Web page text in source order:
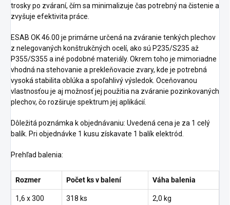
trosky po zváraní, čím sa minimalizuje čas potrebný na čistenie a
zvyšuje efektivita práce.
ESAB OK 46.00 je primárne určená na zváranie tenkých plechov
z nelegovaných konštrukčných ocelí, ako sú P235/S235 až
P355/S355 a iné podobné materiály. Okrem toho je mimoriadne
vhodná na stehovanie a prekleňovacie zvary, kde je potrebná
vysoká stabilita oblúka a spoľahlivý výsledok. Oceňovanou
vlastnosťou je aj možnosť jej použitia na zváranie pozinkovaných
plechov, čo rozširuje spektrum jej aplikácií.
Dôležitá poznámka k objednávaniu: Uvedená cena je za 1 celý
balík. Pri objednávke 1 kusu získavate 1 balík elektród.
Prehľad balenia:
Rozmer Počet ks v balení Váha balenia
1,6 x 300 318 ks 2,0 kg